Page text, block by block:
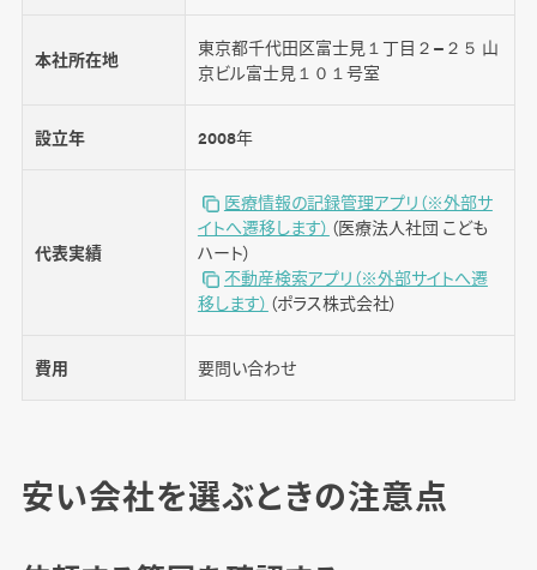
本社所在地
東京都千代田区富士見１丁目２−２５ 山
京ビル富士見１０１号室
設立年 2008年
代表実績
医療情報の記録管理アプリ（※外部サ
イトへ遷移します） （医療法人社団 こども
ハート）
不動産検索アプリ（※外部サイトへ遷
移します） （ポラス株式会社）
費用 要問い合わせ
安い会社を選ぶときの注意点